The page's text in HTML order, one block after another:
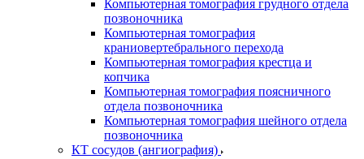
Компьютерная томография грудного отдела
позвоночника
Компьютерная томография
краниовертебрального перехода
Компьютерная томография крестца и
копчика
Компьютерная томография поясничного
отдела позвоночника
Компьютерная томография шейного отдела
позвоночника
КТ сосудов (ангиография)